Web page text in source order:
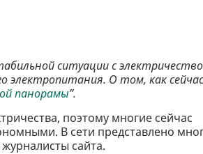
ситуации с
электропитания. О том, как сейчас
панорамы”.
поэтому многие сейчас
В сети представлено
сайта.